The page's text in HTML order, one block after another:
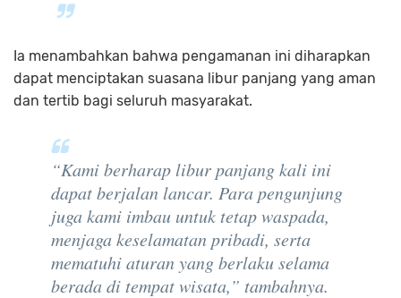
Ia menambahkan bahwa pengamanan ini diharapkan
dapat menciptakan suasana libur panjang yang aman
dan tertib bagi seluruh masyarakat.
“Kami berharap libur panjang kali ini
dapat berjalan lancar. Para pengunjung
juga kami imbau untuk tetap waspada,
menjaga keselamatan pribadi, serta
mematuhi aturan yang berlaku selama
berada di tempat wisata,” tambahnya.